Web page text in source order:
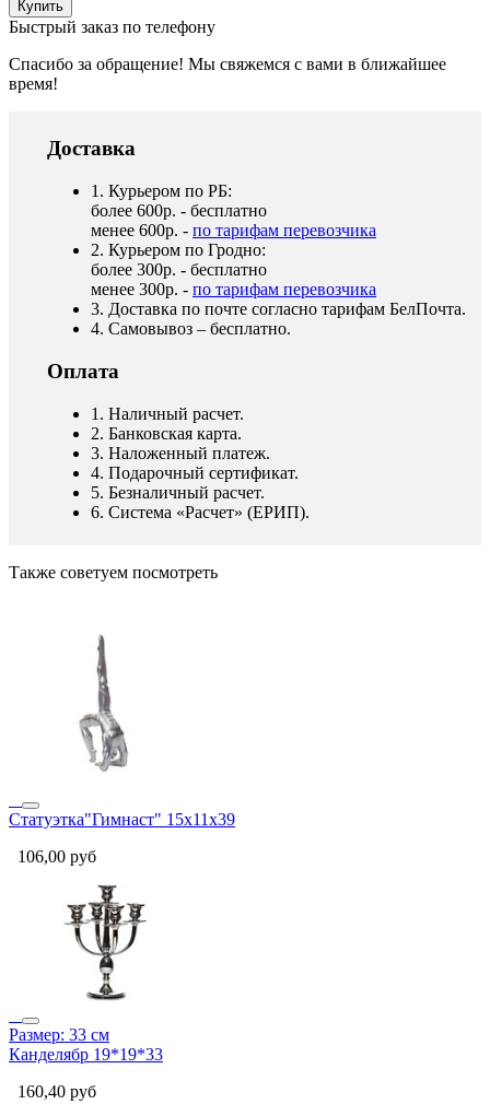
Быстрый заказ по телефону
Спасибо за обращение! Мы свяжемся с вами в ближайшее
время!
Доставка
1. Курьером по РБ:
более 600р. - бесплатно
менее 600р. - по тарифам перевозчика
2. Курьером по Гродно:
более 300р. - бесплатно
менее 300р. - по тарифам перевозчика
3. Доставка по почте согласно тарифам БелПочта.
4. Самовывоз – бесплатно.
Оплата
1. Наличный расчет.
2. Банковская карта.
3. Наложенный платеж.
4. Подарочный сертификат.
5. Безналичный расчет.
6. Система «Расчет» (ЕРИП).
Также советуем посмотреть
Статуэтка"Гимнаст" 15х11х39
106,00 руб
Размер: 33 см
Канделябр 19*19*33
160,40 руб